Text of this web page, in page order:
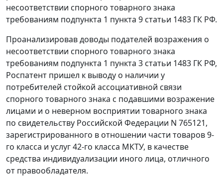
несоответствии спорного товарного знака
требованиям подпункта 1 пункта 9 статьи 1483 ГК РФ.
Проанализировав доводы подателей возражения о
несоответствии спорного товарного знака
требованиям подпункта 1 пункта 3 статьи 1483 ГК РФ,
Роспатент пришел к выводу о наличии у
потребителей стойкой ассоциативной связи
спорного товарного знака с подавшими возражение
лицами и о неверном восприятии товарного знака
по свидетельству Российской Федерации N 765121,
зарегистрированного в отношении части товаров 9-
го класса и услуг 42-го класса МКТУ, в качестве
средства индивидуализации иного лица, отличного
от правообладателя.